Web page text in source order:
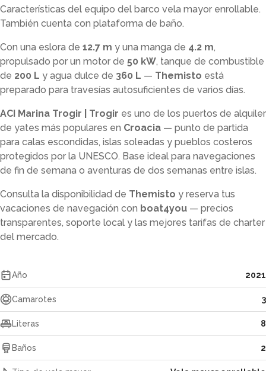
Características del equipo del barco vela mayor enrollable.
También cuenta con plataforma de baño.
Con una eslora de 12.7 m y una manga de 4.2 m,
propulsado por un motor de 50 kW, tanque de combustible
de 200 L y agua dulce de 360 L — Themisto está
preparado para travesías autosuficientes de varios días.
ACI Marina Trogir | Trogir es uno de los puertos de alquiler
de yates más populares en Croacia — punto de partida
para calas escondidas, islas soleadas y pueblos costeros
protegidos por la UNESCO. Base ideal para navegaciones
de fin de semana o aventuras de dos semanas entre islas.
Consulta la disponibilidad de Themisto y reserva tus
vacaciones de navegación con boat4you — precios
transparentes, soporte local y las mejores tarifas de charter
del mercado.
Año 2021
Camarotes 3
Literas 8
Baños 2